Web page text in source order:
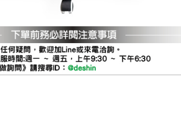
新北市地區固定每周(三)、(日)兩天收送貨
、台南、高雄、屏東、宜蘭、 花蓮、台東、金門、
件因為人工丈量，難免會有些許誤差值(約正負
於收到貨7日內通知客服人員(Line@ ID：@dershin
生非本司因素致使之汙損破壞，恕無法辦理退換貨
)、(日)兩天收送貨，敬請見諒！